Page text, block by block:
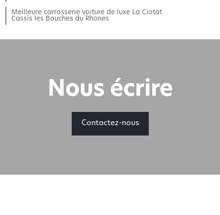
Meilleure carrosserie voiture de luxe La Ciotat
Cassis les Bouches du Rhones
Nous écrire
Contactez-nous